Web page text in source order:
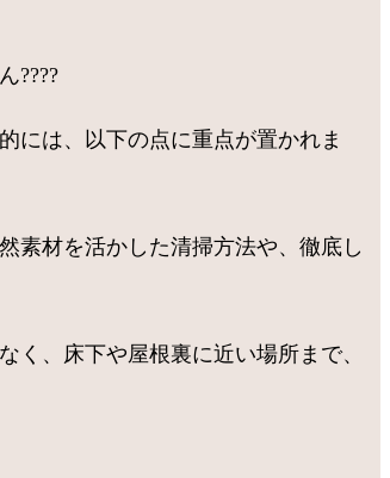
????
には、以下の点に重点が置かれま
素材を活かした清掃方法や、徹底し
、床下や屋根裏に近い場所まで、